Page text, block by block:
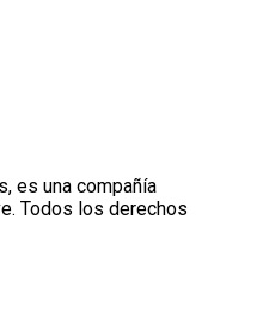
es una compañía
Todos los derechos